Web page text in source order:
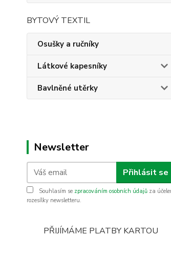
BYTOVÝ TEXTIL
Osušky a ručníky
Látkové kapesníky
Bavlněné utěrky
Newsletter
Přihlásit se
Souhlasím se zpracováním osobních údajů za
rozesílky newsletteru.
PŘIJÍMÁME PLATBY KARTOU